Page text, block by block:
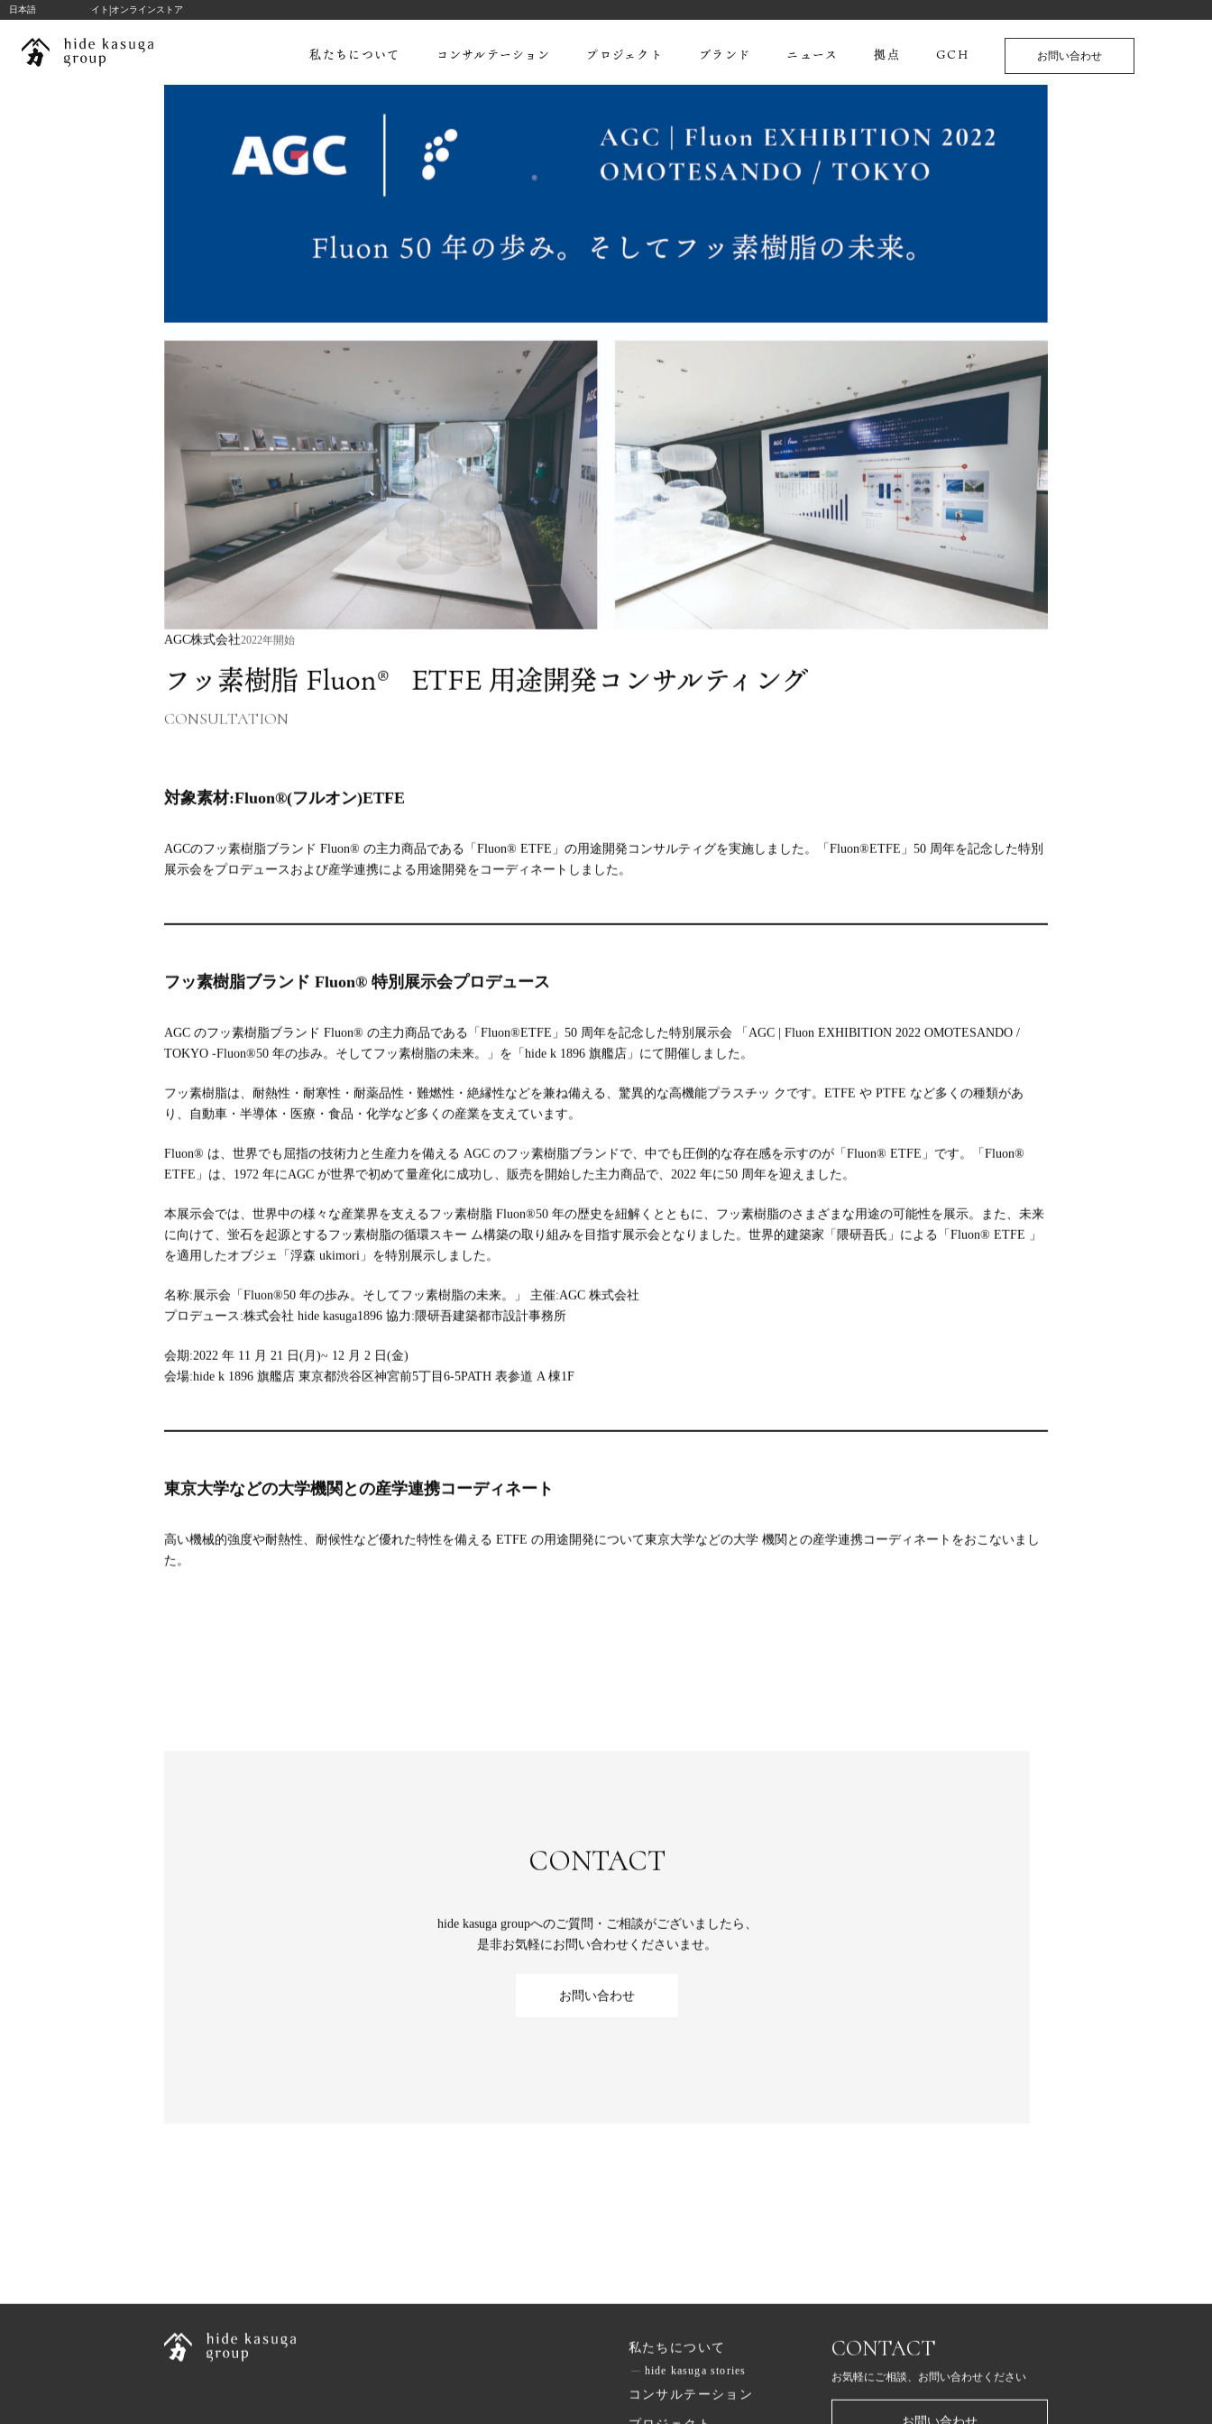
hide k 1896 ブランドサイト オンラインストア
私たちについて コンサルテーション プロジェクト ブランド ニュース 拠点 GCH お問い合わせ
hide kasuga stories
プロジェクト
ブランド
TRANSWOOD
hide k 1896
BLANC BIJOU PARIS
ニュース
拠点
AGC株式会社2022年開始
フッ素樹脂 Fluon® ETFE 用途開発コンサルティング
CONSULTATION
対象素材:Fluon®(フルオン)ETFE
AGCのフッ素樹脂ブランド Fluon® の主力商品である「Fluon® ETFE」の用途開発コンサルティグを実施しました。「Fluon®ETFE」50 周年を記念した特別
展示会をプロデュースおよび産学連携による用途開発をコーディネートしました。
フッ素樹脂ブランド Fluon® 特別展示会プロデュース
AGC のフッ素樹脂ブランド Fluon® の主力商品である「Fluon®ETFE」50 周年を記念した特別展示会 「AGC | Fluon EXHIBITION 2022 OMOTESANDO /
TOKYO -Fluon®50 年の歩み。そしてフッ素樹脂の未来。」を「hide k 1896 旗艦店」にて開催しました。
フッ素樹脂は、耐熱性・耐寒性・耐薬品性・難燃性・絶縁性などを兼ね備える、驚異的な高機能プラスチッ クです。ETFE や PTFE など多くの種類があ
り、自動車・半導体・医療・食品・化学など多くの産業を支えています。
Fluon® は、世界でも屈指の技術力と生産力を備える AGC のフッ素樹脂ブランドで、中でも圧倒的な存在感を示すのが「Fluon® ETFE」です。「Fluon®
ETFE」は、1972 年にAGC が世界で初めて量産化に成功し、販売を開始した主力商品で、2022 年に50 周年を迎えました。
本展示会では、世界中の様々な産業界を支えるフッ素樹脂 Fluon®50 年の歴史を紐解くとともに、フッ素樹脂のさまざまな用途の可能性を展示。また、未来
に向けて、蛍石を起源とするフッ素樹脂の循環スキー ム構築の取り組みを目指す展示会となりました。世界的建築家「隈研吾氏」による「Fluon® ETFE 」
を適用したオブジェ「浮森 ukimori」を特別展示しました。
名称:展示会「Fluon®50 年の歩み。そしてフッ素樹脂の未来。」 主催:AGC 株式会社
プロデュース:株式会社 hide kasuga1896 協力:隈研吾建築都市設計事務所
会期:2022 年 11 月 21 日(月)~ 12 月 2 日(金)
会場:hide k 1896 旗艦店 東京都渋谷区神宮前5丁目6-5PATH 表参道 A 棟1F
東京大学などの大学機関との産学連携コーディネート
高い機械的強度や耐熱性、耐候性など優れた特性を備える ETFE の用途開発について東京大学などの大学 機関との産学連携コーディネートをおこないまし
た。
CONTACT
hide kasuga groupへのご質問・ご相談がございましたら、
是非お気軽にお問い合わせくださいませ。
お問い合わせ
私たちについて
hide kasuga stories
コンサルテーション
CONTACT
お気軽にご相談、お問い合わせください
日本語